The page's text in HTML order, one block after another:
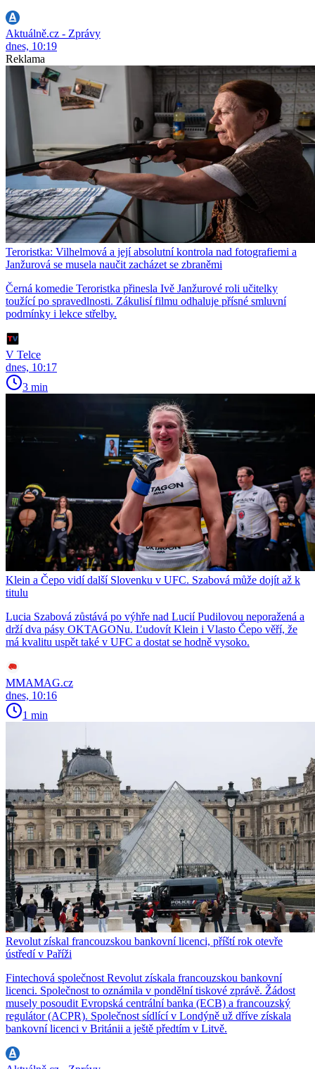
Aktuálně.cz - Zprávy
dnes, 10:19
Reklama
Teroristka: Vilhelmová a její absolutní kontrola nad fotografiemi a
Janžurová se musela naučit zacházet se zbraněmi
Černá komedie Teroristka přinesla Ivě Janžurové roli učitelky
toužící po spravedlnosti. Zákulisí filmu odhaluje přísné smluvní
podmínky i lekce střelby.
V Telce
dnes, 10:17
3 min
Klein a Čepo vidí další Slovenku v UFC. Szabová může dojít až k
titulu
Lucia Szabová zůstává po výhře nad Lucií Pudilovou neporažená a
drží dva pásy OKTAGONu. Ľudovít Klein i Vlasto Čepo věří, že
má kvalitu uspět také v UFC a dostat se hodně vysoko.
MMAMAG.cz
dnes, 10:16
1 min
Revolut získal francouzskou bankovní licenci, příští rok otevře
ústředí v Paříži
Fintechová společnost Revolut získala francouzskou bankovní
licenci. Společnost to oznámila v pondělní tiskové zprávě. Žádost
musely posoudit Evropská centrální banka (ECB) a francouzský
regulátor (ACPR). Společnost sídlící v Londýně už dříve získala
bankovní licenci v Británii a ještě předtím v Litvě.